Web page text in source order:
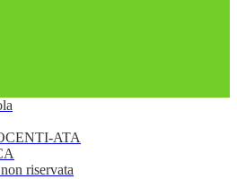
ATA
riservata